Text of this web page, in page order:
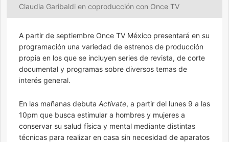
Claudia Garibaldi en coproducción con Once TV
A partir de septiembre Once TV México presentará en su
programación una variedad de estrenos de producción
propia en los que se incluyen series de revista, de corte
documental y programas sobre diversos temas de
interés general.
En las mañanas debuta Actívate, a partir del lunes 9 a las
10pm que busca estimular a hombres y mujeres a
conservar su salud física y mental mediante distintas
técnicas para realizar en casa sin necesidad de aparatos